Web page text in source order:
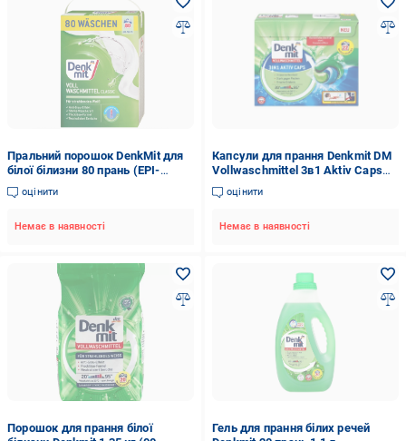
Пральний порошок DenkMit для
білої білизни 80 прань (EPI-
15102025-722)
оцінити
Немає в наявності
Капсули для прання Denkmit DM
Vollwaschmittel 3в1 Aktiv Caps
Універсал 22 WA 594 г (03109)
оцінити
Немає в наявності
Порошок для прання білої
Гель для прання білих речей